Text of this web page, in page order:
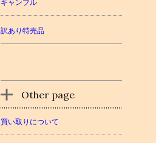
ギャンブル
訳あり特売品
Other page
買い取りについて